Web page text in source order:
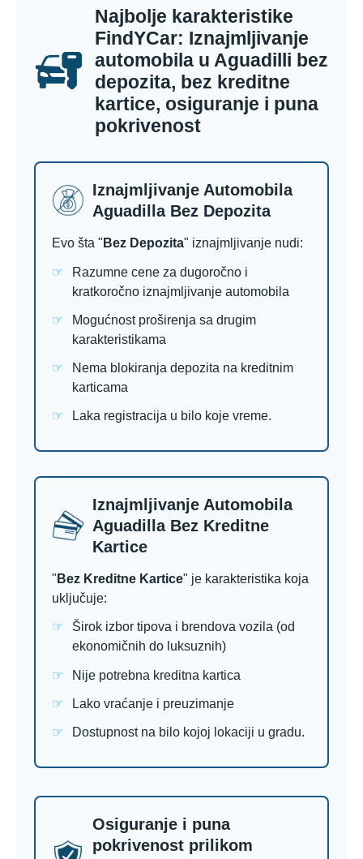
Najbolje karakteristike
FindYCar: Iznajmljivanje
automobila u Aguadilli bez
depozita, bez kreditne
kartice, osiguranje i puna
pokrivenost
Iznajmljivanje Automobila
Aguadilla Bez Depozita
Evo šta " Bez Depozita" iznajmljivanje nudi:
Razumne cene za dugoročno i
kratkoročno iznajmljivanje automobila
Mogućnost proširenja sa drugim
karakteristikama
Nema blokiranja depozita na kreditnim
karticama
Laka registracija u bilo koje vreme.
Iznajmljivanje Automobila
Aguadilla Bez Kreditne
Kartice
" Bez Kreditne Kartice" je karakteristika koja
uključuje:
Širok izbor tipova i brendova vozila (od
ekonomičnih do luksuznih)
Nije potrebna kreditna kartica
Lako vraćanje i preuzimanje
Dostupnost na bilo kojoj lokaciji u gradu.
Osiguranje i puna
pokrivenost prilikom